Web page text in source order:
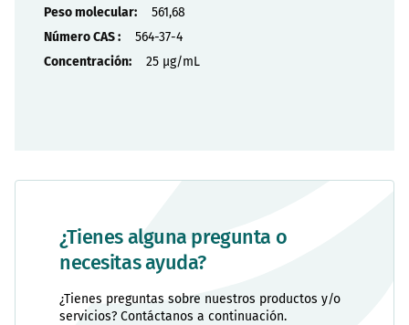
¿Tienes alguna pregunta o
necesitas ayuda?
¿Tienes preguntas sobre nuestros productos y/o
servicios? Contáctanos a continuación.
561,68
564-37-4
25 µg/mL